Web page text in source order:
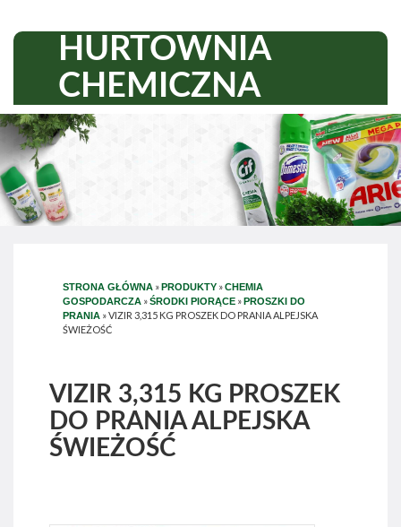
HURTOWNIA
CHEMICZNA
STRONA GŁÓWNA » PRODUKTY »CHEMIA
GOSPODARCZA »ŚRODKI PIORĄCE » PROSZKI DO
PRANIA »VIZIR 3,315 KG PROSZEK DO PRANIA ALPEJSKA
ŚWIEŻOŚĆ
VIZIR 3,315 KG PROSZEK
DO PRANIA ALPEJSKA
ŚWIEŻOŚĆ